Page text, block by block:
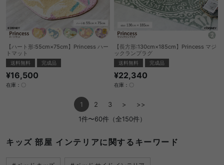
【ハート形:55cm×75cm】Princess ハー
トマット
送料無料 完成品
¥16,500
在庫：〇
【長方形:130cm×185cm】Princess マジ
ックランプラグ
送料無料 完成品
¥22,340
在庫：〇
1 2 3 >
>>
1件〜60件（全150件）
キッズ 部屋 インテリアに関するキーワード